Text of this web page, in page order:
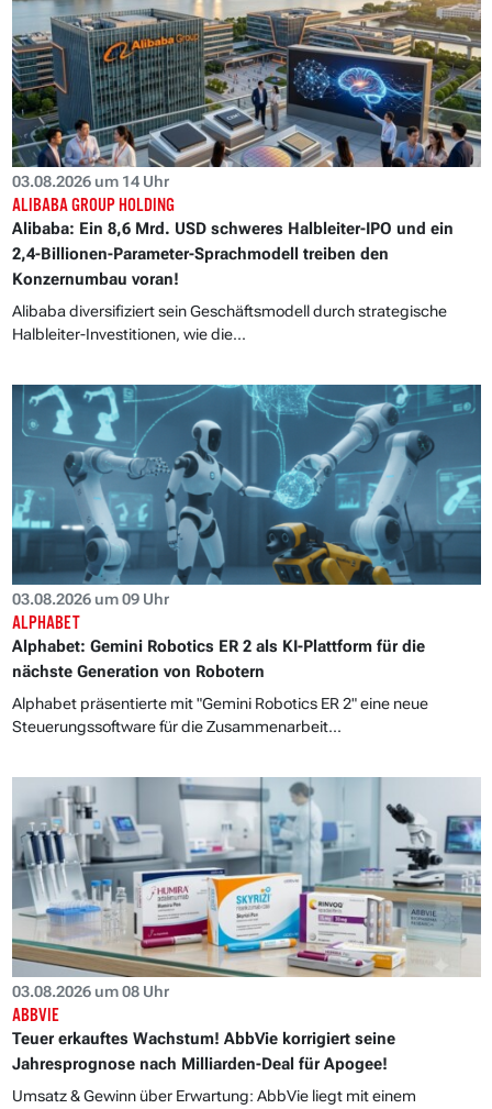
03.08.2026 um 14 Uhr
ALIBABA GROUP HOLDING
Alibaba: Ein 8,6 Mrd. USD schweres Halbleiter-IPO und ein
2,4-Billionen-Parameter-Sprachmodell treiben den
Konzernumbau voran!
Alibaba diversifiziert sein Geschäftsmodell durch strategische
Halbleiter-Investitionen, wie die...
03.08.2026 um 09 Uhr
ALPHABET
Alphabet: Gemini Robotics ER 2 als KI-Plattform für die
nächste Generation von Robotern
Alphabet präsentierte mit "Gemini Robotics ER 2" eine neue
Steuerungssoftware für die Zusammenarbeit...
03.08.2026 um 08 Uhr
ABBVIE
Teuer erkauftes Wachstum! AbbVie korrigiert seine
Jahresprognose nach Milliarden-Deal für Apogee!
Umsatz & Gewinn über Erwartung: AbbVie liegt mit einem